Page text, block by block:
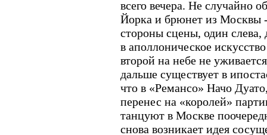
всего вечера. Не случайно
Йорка и брюнет из Москвы
стороны сцены, один слева,
в аполлоническое
второй на небе не
дальше существует в
что в «Ремансо» Начо
перенес на «королей»
танцуют в Москве
снова возникает идея